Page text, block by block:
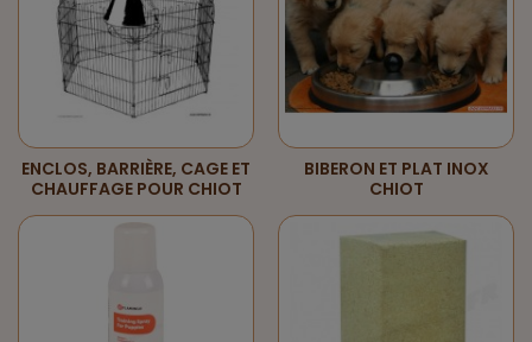
ENCLOS, BARRIÈRE, CAGE ET
CHAUFFAGE POUR CHIOT
BIBERON ET PLAT INOX
CHIOT